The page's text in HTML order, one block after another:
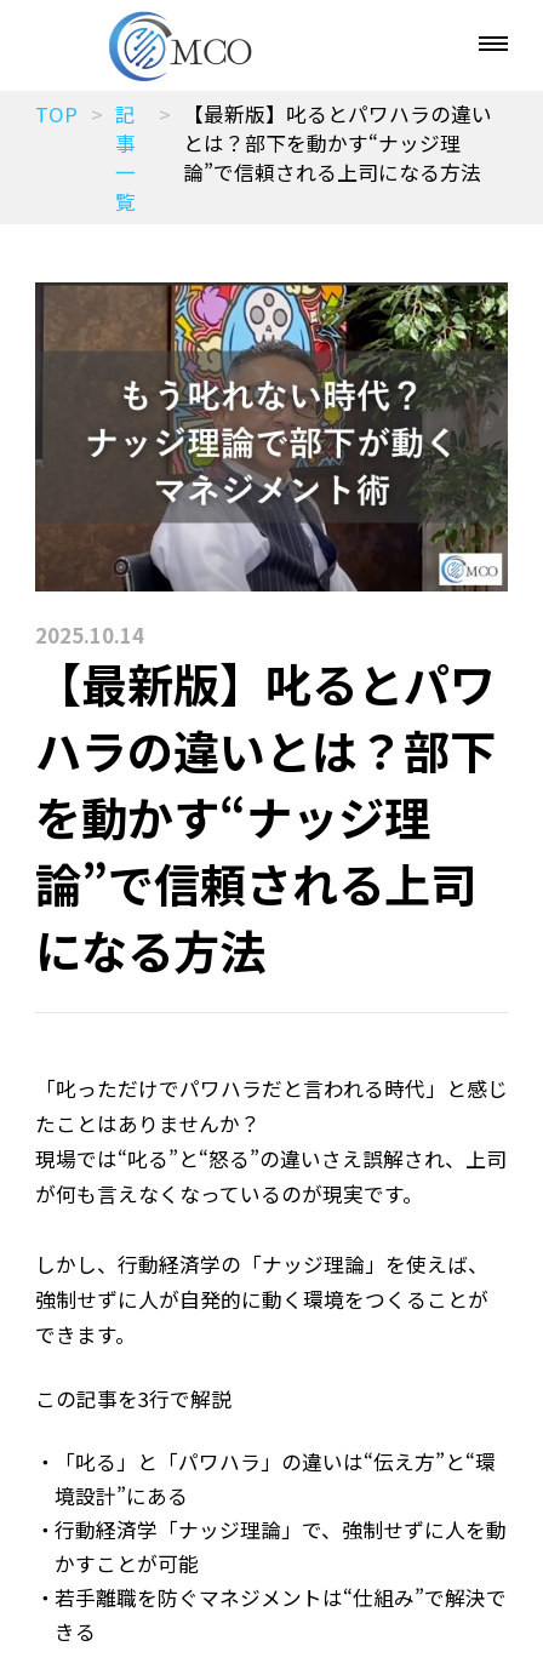
TOP
記
事
一
覧
【最新版】叱るとパワハラの違い
とは？部下を動かす“ナッジ理
論”で信頼される上司になる方法
2025.10.14
【最新版】叱るとパワ
ハラの違いとは？部下
を動かす“ナッジ理
論”で信頼される上司
になる方法
「叱っただけでパワハラだと言われる時代」と感じ
たことはありませんか？
現場では“叱る”と“怒る”の違いさえ誤解され、上司
が何も言えなくなっているのが現実です。
しかし、行動経済学の「ナッジ理論」を使えば、
強制せずに人が自発的に動く環境をつくることが
できます。
この記事を3行で解説
「叱る」と「パワハラ」の違いは“伝え方”と“環
境設計”にある
行動経済学「ナッジ理論」で、強制せずに人を動
かすことが可能
若手離職を防ぐマネジメントは“仕組み”で解決で
きる